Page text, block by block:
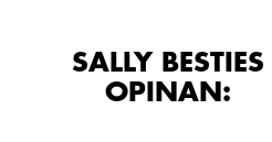
SALLY BESTIES
OPINAN: